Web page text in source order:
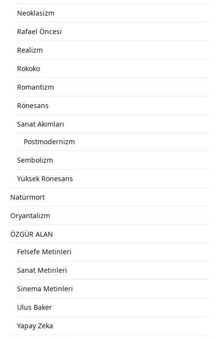
Neoklasizm
Rafael Öncesi
Realizm
Rokoko
Romantizm
Rönesans
Sanat Akımları
Postmodernizm
Sembolizm
Yüksek Rönesans
Natürmort
Oryantalizm
ÖZGÜR ALAN
Felsefe Metinleri
Sanat Metinleri
Sinema Metinleri
Ulus Baker
Yapay Zeka